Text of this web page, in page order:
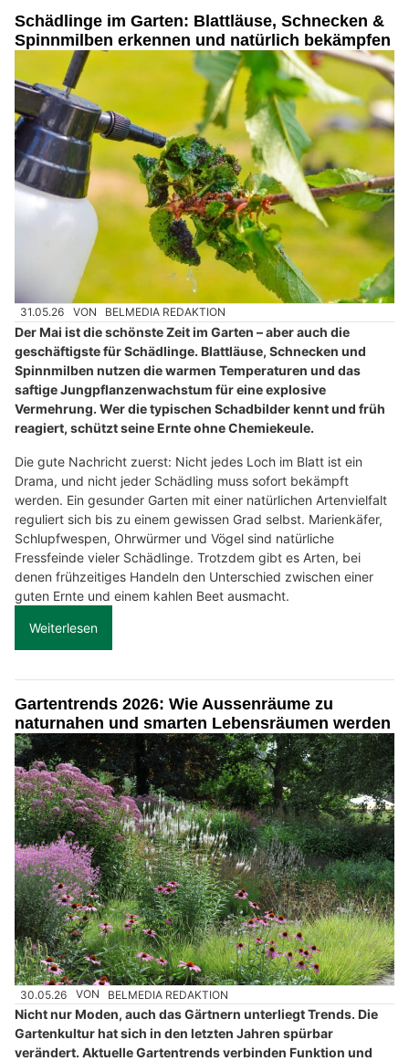
Schädlinge im Garten: Blattläuse, Schnecken &
Spinnmilben erkennen und natürlich bekämpfen
31.05.26 VON BELMEDIA REDAKTION
Der Mai ist die schönste Zeit im Garten – aber auch die
geschäftigste für Schädlinge. Blattläuse, Schnecken und
Spinnmilben nutzen die warmen Temperaturen und das
saftige Jungpflanzenwachstum für eine explosive
Vermehrung. Wer die typischen Schadbilder kennt und früh
reagiert, schützt seine Ernte ohne Chemiekeule.
Die gute Nachricht zuerst: Nicht jedes Loch im Blatt ist ein
Drama, und nicht jeder Schädling muss sofort bekämpft
werden. Ein gesunder Garten mit einer natürlichen Artenvielfalt
reguliert sich bis zu einem gewissen Grad selbst. Marienkäfer,
Schlupfwespen, Ohrwürmer und Vögel sind natürliche
Fressfeinde vieler Schädlinge. Trotzdem gibt es Arten, bei
denen frühzeitiges Handeln den Unterschied zwischen einer
guten Ernte und einem kahlen Beet ausmacht.
Weiterlesen
Gartentrends 2026: Wie Aussenräume zu
naturnahen und smarten Lebensräumen werden
30.05.26 VON BELMEDIA REDAKTION
Nicht nur Moden, auch das Gärtnern unterliegt Trends. Die
Gartenkultur hat sich in den letzten Jahren spürbar
verändert. Aktuelle Gartentrends verbinden Funktion und